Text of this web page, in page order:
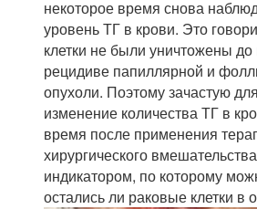
некоторое время снова
уровень ТГ в крови. Это
клетки не были уничтожены до
рецидиве папиллярной и
опухоли. Поэтому зачастую
изменение количества ТГ в
время после применения
хирургического
индикатором, по которому
остались ли раковые клетки в